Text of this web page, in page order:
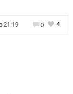
21:19 0 4